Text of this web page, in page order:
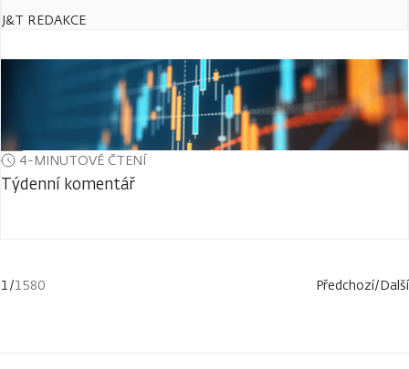
J&T REDAKCE
4-MINUTOVÉ ČTENÍ
Týdenní komentář
1/1580 Předchozí/Další